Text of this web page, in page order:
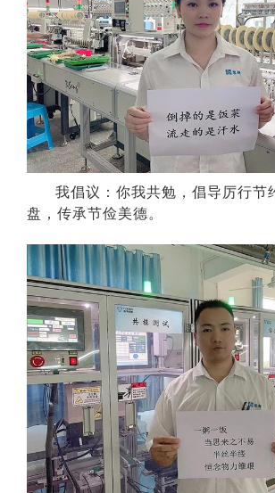
我倡议：你我共勉，倡导厉行节
盘，传承节俭美德。